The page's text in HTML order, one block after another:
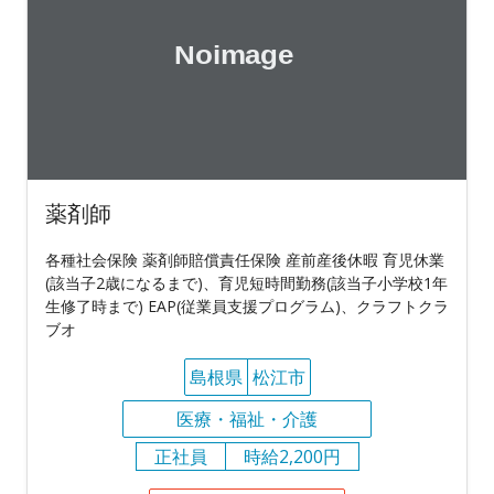
薬剤師
各種社会保険 薬剤師賠償責任保険 産前産後休暇 育児休業
(該当子2歳になるまで)、育児短時間勤務(該当子小学校1年
生修了時まで) EAP(従業員支援プログラム)、クラフトクラ
ブオ
島根県 松江市
医療・福祉・介護
正社員
時給2,200円